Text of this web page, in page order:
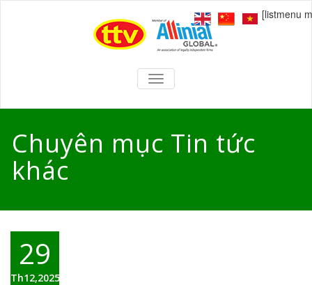
TOGGLE
NAVIGATION
Chuyên mục Tin tức
khác
29
Th12,2025
[listmenu